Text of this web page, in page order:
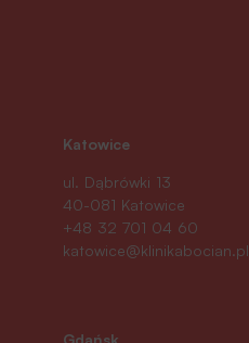
Katowice
ul. Dąbrówki 13
40-081 Katowice
+48 32 701 04 60
katowice@klinikabocian.pl
Gdańsk